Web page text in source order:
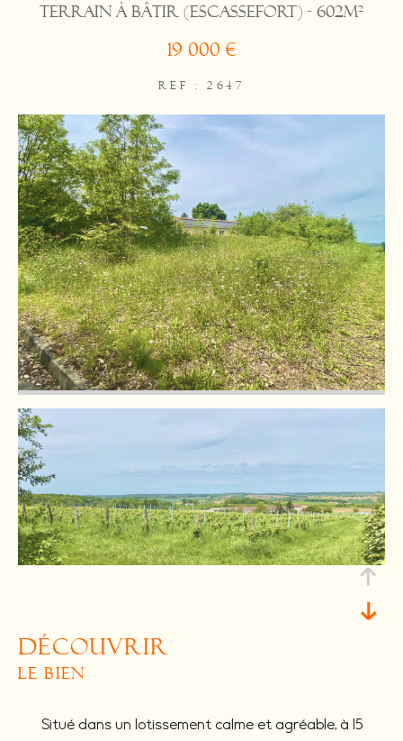
Terrain à bâtir (Escassefort) - 602m²
19 000 €
REF : 2647
découvrir
le bien
Situé dans un lotissement calme et agréable, à 15